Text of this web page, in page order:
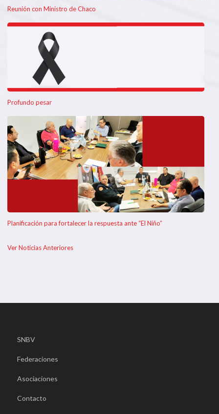
Reunión con Ministro de Chaco
Profundo pesar
Planificación para fortalecer la respuesta ante “El Niño”
Ver Noticias Anteriores
SNBV
Federaciones
Asociaciones
Contacto